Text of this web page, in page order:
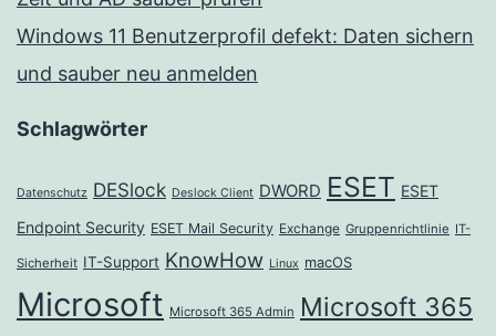
Windows 11 Benutzerprofil defekt: Daten sichern
und sauber neu anmelden
Schlagwörter
Datenschutz DESlock Deslock Client DWORD ESET ESET
Endpoint Security ESET Mail Security Exchange Gruppenrichtlinie IT-
Sicherheit IT-Support KnowHow Linux macOS
Microsoft Microsoft 365 Admin Microsoft 365